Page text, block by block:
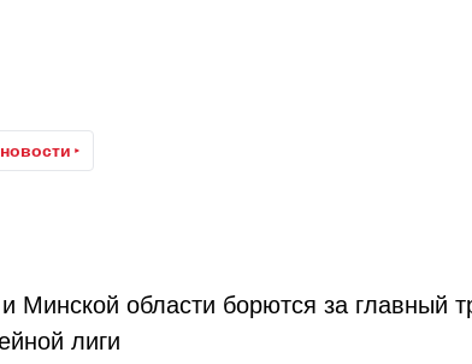
Минской области борются за главный
лиги